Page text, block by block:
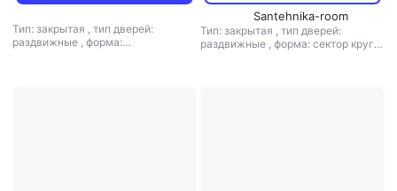
Тип: закрытая , тип дверей:
раздвижные , форма:
Santehnika-room
Тип: закрытая , тип дверей:
раздвижные , форма: сектор круга